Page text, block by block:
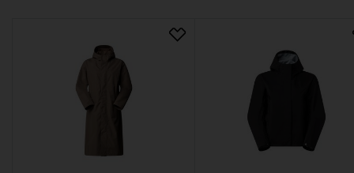
Pappersbruksallén 2, 702 15, Örebro, Sweden
Digitālā adrese
sales@rohnisch.com